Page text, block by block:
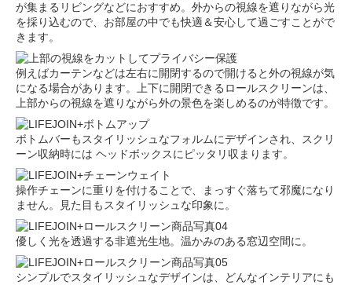
が集まるリビングなどにおすすめ。外からの視線を遮りながら光
を採り込むので、お部屋の中でも快適＆安心して過ごすことがで
きます。
例えばカーテンなどは左右に開閉するので開けると外の視線が気
になる場合があります。上下に開閉できるロールスクリーンは、
上部からの視線を遮りながら外の景色を楽しめるのが特徴です。
ボトムバーもスタイリッシュなフォルムにデザインされ、スクリ
ーン収納時には ヘッドボックスにピッタリ収まります。
操作チェーンに重りを付けることで、まっすぐ落ちて邪魔になり
ません。見た目もスタイリッシュな印象に。
優しく光を透過する非遮光生地。温かみのある窓辺空間に。
シンプルでスタイリッシュなデザインは、どんなインテリアにも